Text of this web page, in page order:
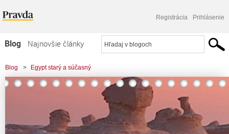
Registrácia Prihlásenie
Blog
Najnovšie články
Najčítanejšie články
Najkomentovanejšie články
Komerčné blogy
Blog > Egypt starý a súčasný